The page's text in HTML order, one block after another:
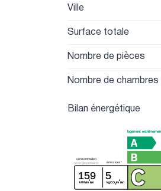
Ville
Surface totale
Nombre de pièces
Nombre de chambres
Bilan énergétique
logement
consommation
(énergie primaire)
159
kWh/m²/an
émissions*
5
kgCO2/m
²
/an